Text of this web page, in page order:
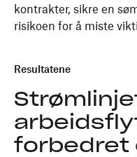
kontrakter, sikre en
risikoen for å miste
Resultatene